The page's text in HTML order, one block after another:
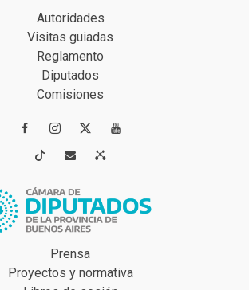
Autoridades
Visitas guiadas
Reglamento
Diputados
Comisiones
 
 
Prensa
Proyectos y normativa